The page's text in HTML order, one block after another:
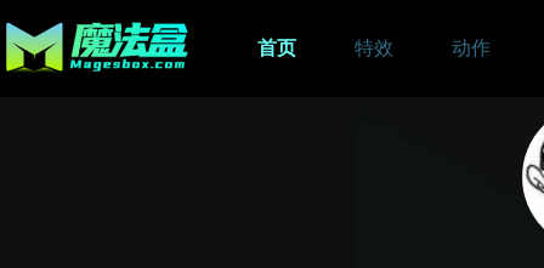
首页 特效 动作